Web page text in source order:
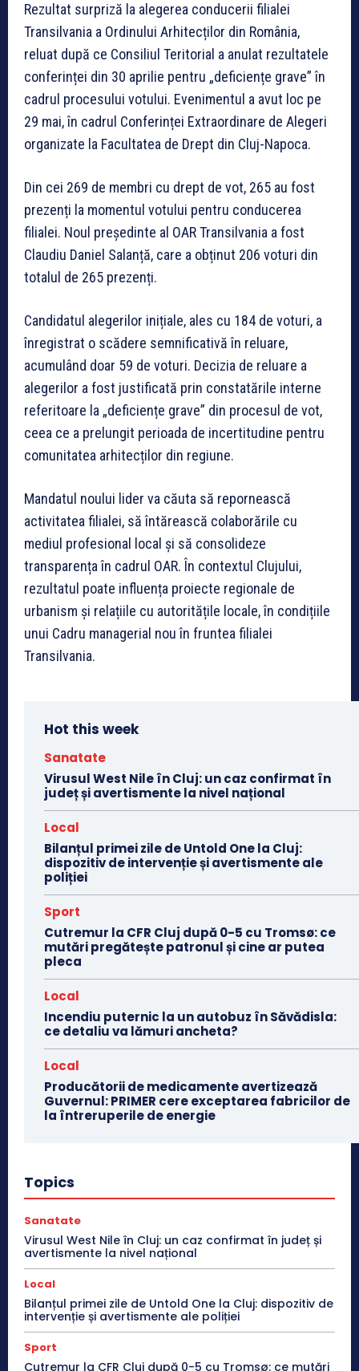
Rezultat surpriză la alegerea conducerii filialei
Transilvania a Ordinului Arhitecților din România,
reluat după ce Consiliul Teritorial a anulat rezultatele
conferinței din 30 aprilie pentru „deficiențe grave” în
cadrul procesului votului. Evenimentul a avut loc pe
29 mai, în cadrul Conferinței Extraordinare de Alegeri
organizate la Facultatea de Drept din Cluj-Napoca.
Din cei 269 de membri cu drept de vot, 265 au fost
prezenți la momentul votului pentru conducerea
filialei. Noul președinte al OAR Transilvania a fost
Claudiu Daniel Salanță, care a obținut 206 voturi din
totalul de 265 prezenți.
Candidatul alegerilor inițiale, ales cu 184 de voturi, a
înregistrat o scădere semnificativă în reluare,
acumulând doar 59 de voturi. Decizia de reluare a
alegerilor a fost justificată prin constatările interne
referitoare la „deficiențe grave” din procesul de vot,
ceea ce a prelungit perioada de incertitudine pentru
comunitatea arhitecților din regiune.
Mandatul noului lider va căuta să repornească
activitatea filialei, să întărească colaborările cu
mediul profesional local și să consolideze
transparența în cadrul OAR. În contextul Clujului,
rezultatul poate influența proiecte regionale de
urbanism și relațiile cu autoritățile locale, în condițiile
unui Cadru managerial nou în fruntea filialei
Transilvania.
Hot this week
Sanatate
Virusul West Nile în Cluj: un caz confirmat în
județ și avertismente la nivel național
Local
Bilanțul primei zile de Untold One la Cluj:
dispozitiv de intervenție și avertismente ale
poliției
Sport
Cutremur la CFR Cluj după 0-5 cu Tromsø: ce
mutări pregătește patronul și cine ar putea
pleca
Local
Incendiu puternic la un autobuz în Săvădisla:
ce detaliu va lămuri ancheta?
Local
Producătorii de medicamente avertizează
Guvernul: PRIMER cere exceptarea fabricilor de
la întreruperile de energie
Topics
Sanatate
Virusul West Nile în Cluj: un caz confirmat în județ și
avertismente la nivel național
Local
Bilanțul primei zile de Untold One la Cluj: dispozitiv de
intervenție și avertismente ale poliției
Sport
Cutremur la CFR Cluj după 0-5 cu Tromsø: ce mutări